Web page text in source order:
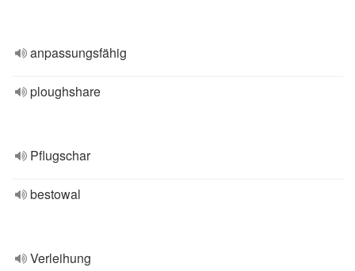
anpassungsfähig
ploughshare
Pflugschar
bestowal
Verleihung